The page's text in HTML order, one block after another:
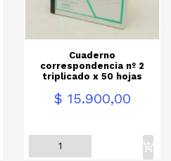
Cuaderno
correspondencia nº 2
triplicado x 50 hojas
Precio$ 15.900,00